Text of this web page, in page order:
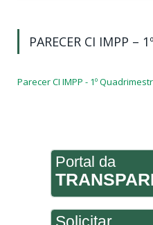
PARECER CI IMPP –
Parecer CI IMPP - 1º
Portal da